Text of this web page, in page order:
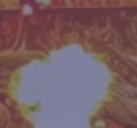
Skip
content